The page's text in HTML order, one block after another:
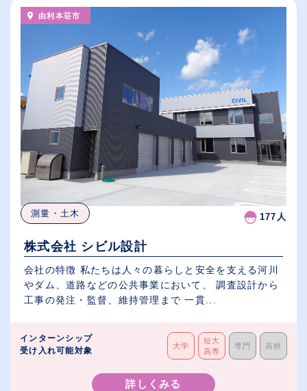
（⾼卒の給与を基準）
休日数が多い順
由利本荘市
測量・土木 177人
株式会社 シビル設計
会社の特徴 私たちは人々の暮らしと安全を支える河川
やダム、道路などの公共事業において、 調査設計から
工事の発注・監督、維持管理まで 一貫...
インターンシップ
受け入れ可能対象
大学
短大
高専
専門 高校
詳しくみる